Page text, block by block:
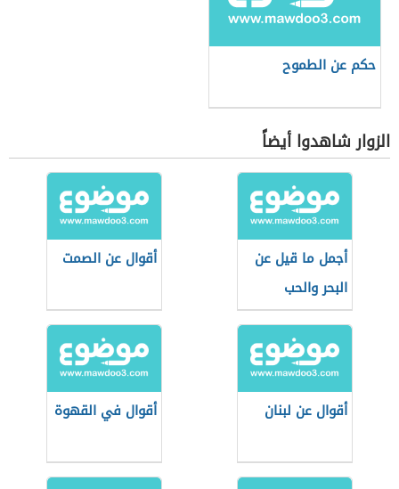
حكم عن الطموح
الزوار شاهدوا أيضاً
أجمل ما قيل عن
البحر والحب
أقوال عن الصمت
أقوال عن لبنان أقوال في القهوة